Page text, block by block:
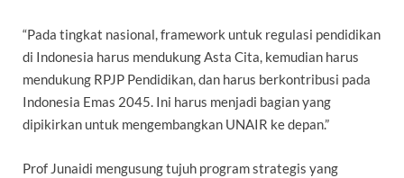
“Pada tingkat nasional, framework untuk regulasi pendidikan
di Indonesia harus mendukung Asta Cita, kemudian harus
mendukung RPJP Pendidikan, dan harus berkontribusi pada
Indonesia Emas 2045. Ini harus menjadi bagian yang
dipikirkan untuk mengembangkan UNAIR ke depan.”
Prof Junaidi mengusung tujuh program strategis yang